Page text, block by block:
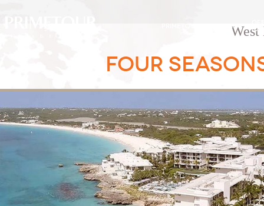
DESTINOS
FOUR